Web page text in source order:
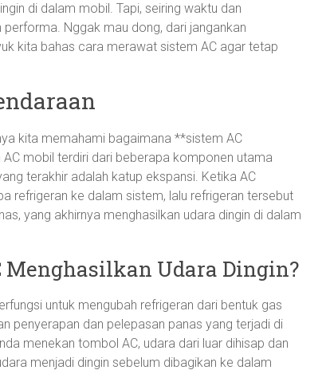
di dalam mobil. Tapi, seiring waktu dan
Nggak mau dong, dari jangankan
kita bahas cara merawat sistem AC agar tetap
kita memahami bagaimana **sistem AC
mobil terdiri dari beberapa komponen utama
terakhir adalah katup ekspansi. Ketika AC
refrigeran ke dalam sistem, lalu refrigeran tersebut
yang akhirnya menghasilkan udara dingin di dalam
Menghasilkan Udara Dingin?
untuk mengubah refrigeran dari bentuk gas
penyerapan dan pelepasan panas yang terjadi di
menekan tombol AC, udara dari luar dihisap dan
menjadi dingin sebelum dibagikan ke dalam